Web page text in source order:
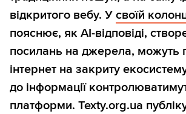
відкритого вебу. У своїй
пояснює, як AI-відповіді,
посилань на джерела, можуть
інтернет на закриту
до інформації
платформи. Texty.org.ua